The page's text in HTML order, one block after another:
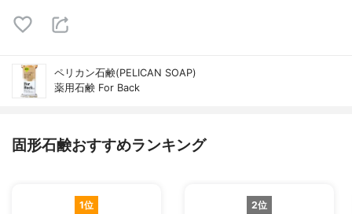
ペリカン石鹸(PELICAN SOAP)
薬用石鹸 For Back
固形石鹸おすすめランキング
1位 2位